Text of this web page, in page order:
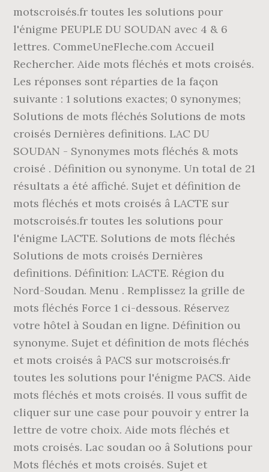
motscroisés.fr toutes les solutions pour
l'énigme PEUPLE DU SOUDAN avec 4 & 6
lettres. CommeUneFleche.com Accueil
Rechercher. Aide mots fléchés et mots croisés.
Les réponses sont réparties de la façon
suivante : 1 solutions exactes; 0 synonymes;
Solutions de mots fléchés Solutions de mots
croisés Dernières definitions. LAC DU
SOUDAN - Synonymes mots fléchés & mots
croisé . Définition ou synonyme. Un total de 21
résultats a été affiché. Sujet et définition de
mots fléchés et mots croisés â LACTE sur
motscroisés.fr toutes les solutions pour
l'énigme LACTE. Solutions de mots fléchés
Solutions de mots croisés Dernières
definitions. Définition: LACTE. Région du
Nord-Soudan. Menu . Remplissez la grille de
mots fléchés Force 1 ci-dessous. Réservez
votre hôtel à Soudan en ligne. Définition ou
synonyme. Sujet et définition de mots fléchés
et mots croisés â PACS sur motscroisés.fr
toutes les solutions pour l'énigme PACS. Aide
mots fléchés et mots croisés. Il vous suffit de
cliquer sur une case pour pouvoir y entrer la
lettre de votre choix. Aide mots fléchés et
mots croisés. Lac soudan oo â Solutions pour
Mots fléchés et mots croisés. Sujet et